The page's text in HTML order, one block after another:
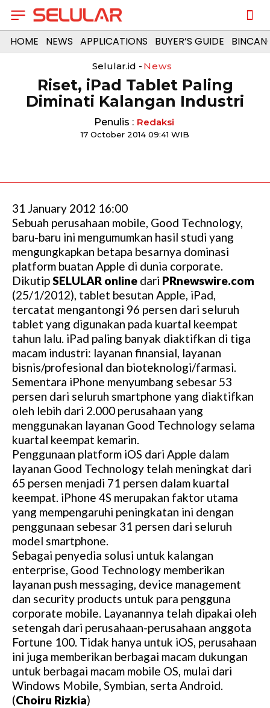
HOME NEWS APPLICATIONS BUYER’S GUIDE
Selular.id - News
Riset, iPad Tablet Paling
Diminati Kalangan Industri
Penulis : Redaksi
17 October 2014 09:41 WIB
31 January 2012 16:00
Sebuah perusahaan mobile, Good Technology,
baru-baru ini mengumumkan hasil studi yang
mengungkapkan betapa besarnya dominasi
platform buatan Apple di dunia corporate.
DikutipSELULAR online dari PRnewswire.com
(25/1/2012), tablet besutan Apple, iPad,
tercatat mengantongi 96 persen dari seluruh
tablet yang digunakan pada kuartal keempat
tahun lalu. iPad paling banyak diaktifkan di tiga
macam industri: layanan finansial, layanan
bisnis/profesional dan bioteknologi/farmasi.
Sementara iPhone menyumbang sebesar 53
persen dari seluruh smartphone yang diaktifkan
oleh lebih dari 2.000 perusahaan yang
menggunakan layanan Good Technology selama
kuartal keempat kemarin.
Penggunaan platform iOS dari Apple dalam
layanan Good Technology telah meningkat dari
65 persen menjadi 71 persen dalam kuartal
keempat. iPhone 4S merupakan faktor utama
yang mempengaruhi peningkatan ini dengan
penggunaan sebesar 31 persen dari seluruh
model smartphone.
Sebagai penyedia solusi untuk kalangan
enterprise, Good Technology memberikan
layanan push messaging, device management
dan security products untuk para pengguna
corporate mobile. Layanannya telah dipakai oleh
setengah dari perusahaan-perusahaan anggota
Fortune 100. Tidak hanya untuk iOS, perusahaan
ini juga memberikan berbagai macam dukungan
untuk berbagai macam mobile OS, mulai dari
Windows Mobile, Symbian, serta Android.
(Choiru Rizkia)